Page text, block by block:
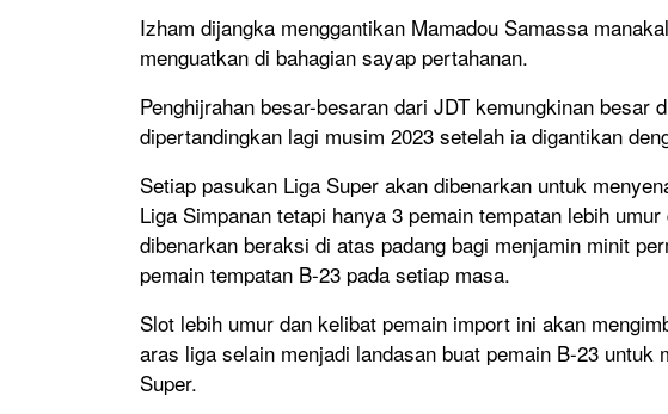
Izham dijangka menggantikan Mamadou Samassa
menguatkan di bahagian sayap pertahanan.
Penghijrahan besar-besaran dari JDT kemungkinan besar
dipertandingkan lagi musim 2023 setelah ia digantikan
Setiap pasukan Liga Super akan dibenarkan untuk
Liga Simpanan tetapi hanya 3 pemain tempatan lebih
dibenarkan beraksi di atas padang bagi menjamin minit
pemain tempatan B-23 pada setiap masa.
Slot lebih umur dan kelibat pemain import ini akan
aras liga selain menjadi landasan buat pemain B-23 untuk
Super.